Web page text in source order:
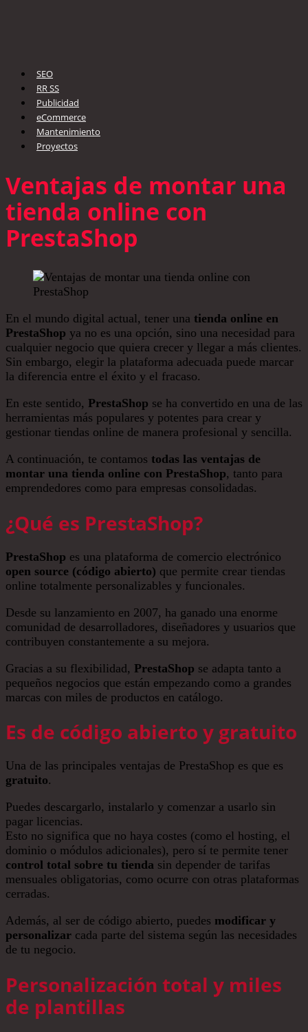
SEO
RR SS
Publicidad
eCommerce
Mantenimiento
Proyectos
Ventajas de montar una
tienda online con
PrestaShop
En el mundo digital actual, tener una tienda online en
PrestaShop ya no es una opción, sino una necesidad para
cualquier negocio que quiera crecer y llegar a más clientes.
Sin embargo, elegir la plataforma adecuada puede marcar
la diferencia entre el éxito y el fracaso.
En este sentido, PrestaShop se ha convertido en una de las
herramientas más populares y potentes para crear y
gestionar tiendas online de manera profesional y sencilla.
A continuación, te contamos todas las ventajas de
montar una tienda online con PrestaShop, tanto para
emprendedores como para empresas consolidadas.
¿Qué es PrestaShop?
PrestaShop es una plataforma de comercio electrónico
open source (código abierto) que permite crear tiendas
online totalmente personalizables y funcionales.
Desde su lanzamiento en 2007, ha ganado una enorme
comunidad de desarrolladores, diseñadores y usuarios que
contribuyen constantemente a su mejora.
Gracias a su flexibilidad, PrestaShop se adapta tanto a
pequeños negocios que están empezando como a grandes
marcas con miles de productos en catálogo.
Es de código abierto y gratuito
Una de las principales ventajas de PrestaShop es que es
gratuito.
Puedes descargarlo, instalarlo y comenzar a usarlo sin
pagar licencias.
Esto no significa que no haya costes (como el hosting, el
dominio o módulos adicionales), pero sí te permite tener
control total sobre tu tienda sin depender de tarifas
mensuales obligatorias, como ocurre con otras plataformas
cerradas.
Además, al ser de código abierto, puedes modificar y
personalizar cada parte del sistema según las necesidades
de tu negocio.
Personalización total y miles
de plantillas